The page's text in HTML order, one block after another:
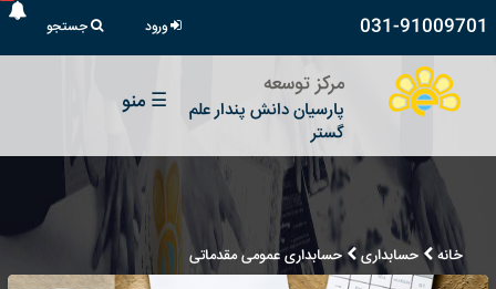
031-91009701 ورود جستجو
مرکز توسعه
پارسیان دانش پندار علم
گستر
☰ منو
خانه حسابداری حسابداری عمومی مقدماتی